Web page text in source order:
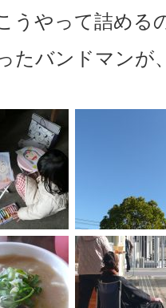
うやって詰める
たバンドマンが